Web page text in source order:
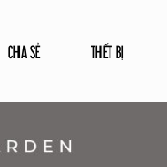
CHIA SẺ THIẾT BỊ